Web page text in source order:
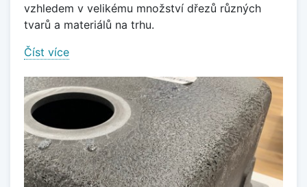
vzhledem v velikému množství dřezů různých
tvarů a materiálů na trhu.
Číst více